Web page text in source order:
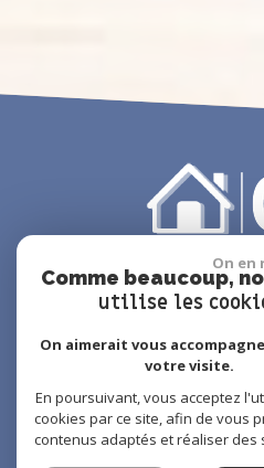
01 48 61
01 49
On en
Comme beaucoup,
utilise les
On aimerait vous
votre visite.
En poursuivant, vous acceptez
cookies par ce site, afin de vous
contenus adaptés et réaliser des